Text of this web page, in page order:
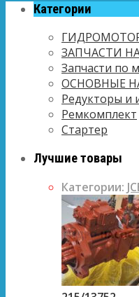
Категории
ЗАПЧАСТИ
Запчасти по
ОСНОВНЫЕ
Редукторы и
Ремкомплект
Стартер
Лучшие товары
Категории: